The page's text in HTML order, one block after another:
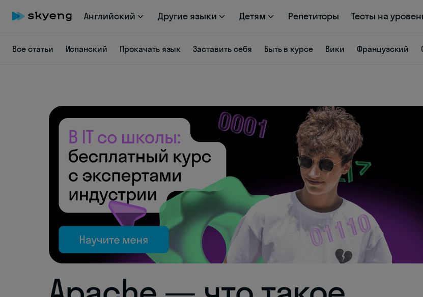
Английский Другие языки Детям Репетиторы Тесты на
Все статьи Испанский Прокачать язык Заставить себя Быть в курсе Вики Французский